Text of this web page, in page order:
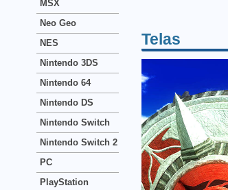
Telas
MSX
Neo Geo
NES
Nintendo 3DS
Nintendo 64
Nintendo DS
Nintendo Switch
Nintendo Switch 2
PC
PlayStation